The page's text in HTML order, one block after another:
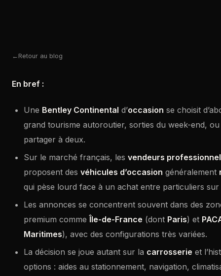
Retour au blog
En bref :
Une Bentley Continental d’occasion se choisit
grand tourisme autoroutier, sorties du week-end,
partager à deux.
Sur le marché français, les vendeurs
proposent des véhicules d’occasion généralement
qui pèse lourd face à un achat entre particuliers
Les annonces se concentrent souvent dans des
premium comme Île-de-France (dont Paris) et
Maritimes), avec des configurations très variées.
La décision se joue autant sur la carrosserie et
options : aides au stationnement, navigation,